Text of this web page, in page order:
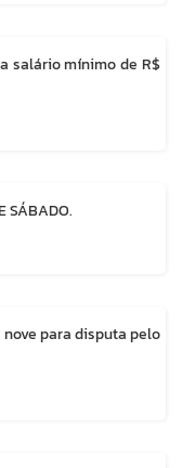
salário mínimo de R$
SÁBADO.
para disputa pelo